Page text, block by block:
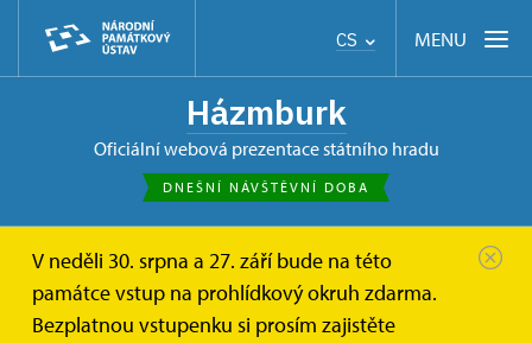
CS MENU
Házmburk
oficiální webová prezentace státního hradu
DNEŠNÍ NÁVŠTĚVNÍ DOBA
V neděli 30. srpna a 27. září bude na této
památce vstup na prohlídkový okruh zdarma.
Bezplatnou vstupenku si prosím zajistěte
Házmburk Publikace